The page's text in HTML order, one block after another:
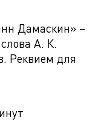
Дамаскин» –
А. К.
Реквием для